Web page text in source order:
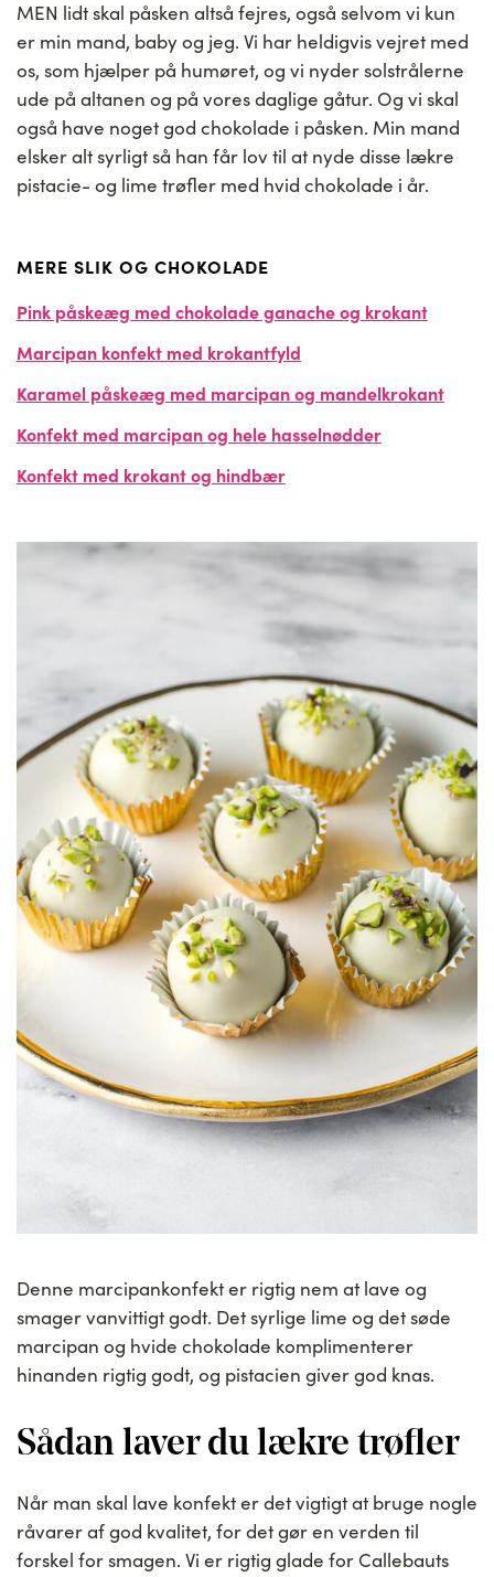
MEN lidt skal påsken altså fejres, også selvom vi kun
er min mand, baby og jeg. Vi har heldigvis vejret med
os, som hjælper på humøret, og vi nyder solstrålerne
ude på altanen og på vores daglige gåtur. Og vi skal
også have noget god chokolade i påsken. Min mand
elsker alt syrligt så han får lov til at nyde disse lækre
pistacie- og lime trøfler med hvid chokolade i år.
MERE SLIK OG CHOKOLADE
Pink påskeæg med chokolade ganache og krokant
Marcipan konfekt med krokantfyld
Karamel påskeæg med marcipan og mandelkrokant
Konfekt med marcipan og hele hasselnødder
Konfekt med krokant og hindbær
Denne marcipankonfekt er rigtig nem at lave og
smager vanvittigt godt. Det syrlige lime og det søde
marcipan og hvide chokolade komplimenterer
hinanden rigtig godt, og pistacien giver god knas.
Sådan laver du lækre trøfler
Når man skal lave konfekt er det vigtigt at bruge nogle
råvarer af god kvalitet, for det gør en verden til
forskel for smagen. Vi er rigtig glade for Callebauts